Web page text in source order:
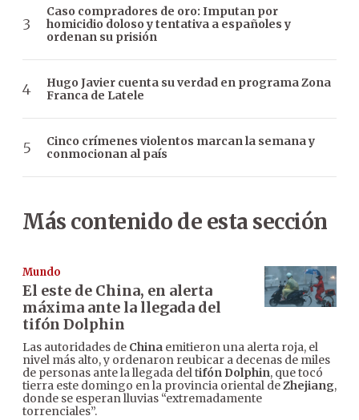
Caso compradores de oro: Imputan por
homicidio doloso y tentativa a españoles y
ordenan su prisión
Hugo Javier cuenta su verdad en programa Zona
Franca de Latele
Cinco crímenes violentos marcan la semana y
conmocionan al país
Más contenido de esta sección
Mundo
El este de China, en alerta
máxima ante la llegada del
tifón Dolphin
Las autoridades de China emitieron una alerta roja, el
nivel más alto, y ordenaron reubicar a decenas de miles
de personas ante la llegada del tifón Dolphin, que tocó
tierra este domingo en la provincia oriental deZhejiang,
donde se esperan lluvias “extremadamente
torrenciales”.